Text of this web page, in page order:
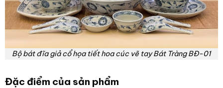
Bộ bát đĩa giả cổ họa tiết hoa cúc vẽ tay Bát Tràng BĐ-01
Đặc điểm của sản phẩm